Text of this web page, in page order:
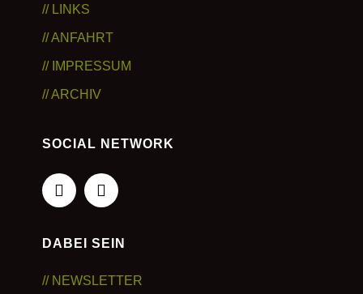
// LINKS
// ANFAHRT
// IMPRESSUM
// ARCHIV
SOCIAL NETWORK
DABEI SEIN
// NEWSLETTER